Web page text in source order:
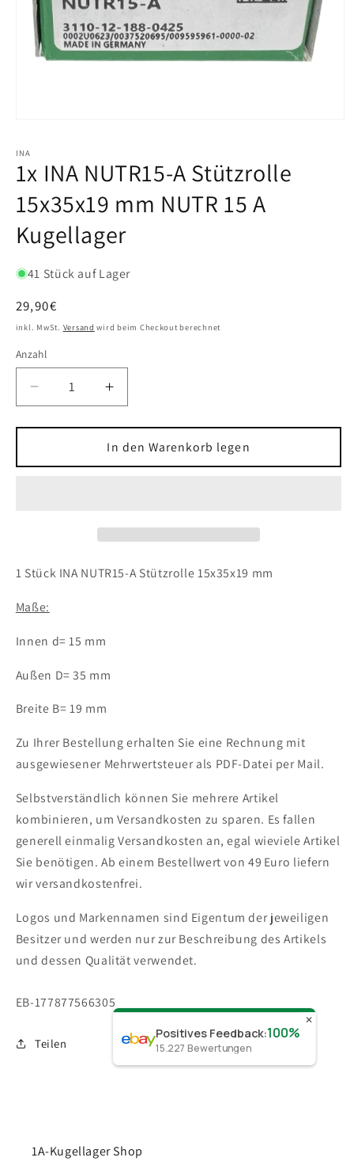
INA
1x INA NUTR15-A Stützrolle
15x35x19 mm NUTR 15 A
Kugellager
41 Stück auf Lager
Normaler
Preis
29,90€
inkl. MwSt. Versand wird beim Checkout berechnet
Anzahl
Verringere
die
Menge
1x
mm
15
Kugellager
Erhöhe
die
Menge
für
1x
Stützrolle
mm
In den Warenkorb legen
1 Stück INA NUTR15-A Stützrolle 15x35x19 mm
Maße:
Innen d= 15 mm
Außen D= 35 mm
Breite B= 19 mm
Zu Ihrer Bestellung erhalten Sie eine Rechnung mit
ausgewiesener Mehrwertsteuer als PDF-Datei per Mail.
Selbstverständlich können Sie mehrere Artikel
kombinieren, um Versandkosten zu sparen. Es fallen
generell einmalig Versandkosten an, egal wieviele Artikel
Sie benötigen. Ab einem Bestellwert von 49 Euro liefern
wir versandkostenfrei.
Logos und Markennamen sind Eigentum der jeweiligen
Besitzer und werden nur zur Beschreibung des Artikels
und dessen Qualität verwendet.
SKU:
EB-177877566305
Teilen
✕
Positives Feedback:100%
15.227 Bewertungen
1A-Kugellager Shop